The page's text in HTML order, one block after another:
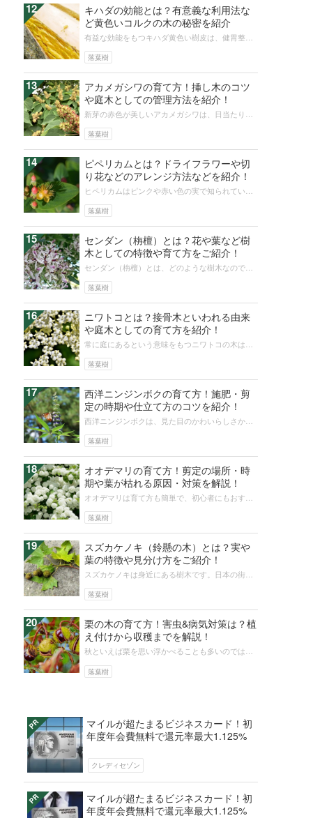
12
落葉樹
キハダの効能とは？有意義な利用法な
ど黄色いコルクの木の秘密を紹介
有益な効能をもつキハダ黄色い樹皮は、健胃整腸
料などに利用されます。そんなキハダ...
13
落葉樹
アカメガシワの育て方！挿し木のコツ
や庭木としての管理方法を紹介！
新芽の赤色が美しいアカメガシワは、日当たりの
れます。そんなアカメガシワの特徴や...
14
落葉樹
ピペリカムとは？ドライフラワーや切
り花などのアレンジ方法などを紹介！
ヒペリカムはピンクや赤い色の実で知られてい
す。黄色い花のほうが出回る機会が少ない...
15
落葉樹
センダン（栴檀）とは？花や葉など樹
木としての特徴や育て方をご紹介！
センダン（栴檀）とは、どのような樹木なのでし
り、実の特徴や花言葉についてまとめま...
16
落葉樹
ニワトコとは？接骨木といわれる由来
や庭木としての育て方を紹介！
常に庭にあるという意味をもつニワトコの木は、
期待できるといわれます。一家の保健...
17
落葉樹
西洋ニンジンボクの育て方！施肥・剪
定の時期や仕立て方のコツを紹介！
西洋ニンジンボクは、見た目のかわいらしさか
の記事では西洋ニンジンボクの育て方や...
18
落葉樹
オオデマリの育て方！剪定の場所・時
期や葉が枯れる原因・対策を解説！
オオデマリは育て方も簡単で、初心者にもおすす
うなかわいらしい花を木にいっぱい咲...
19
落葉樹
スズカケノキ（鈴懸の木）とは？実や
葉の特徴や見分け方をご紹介！
スズカケノキは身近にある樹木です。日本の街路
身近ゆえに知らないことも多いでしょ...
20
落葉樹
栗の木の育て方！害虫&病気対策は？植
え付けから収穫までを解説！
秋といえば栗を思い浮かべることも多いのではな
った料理は沢山あります。栗の育て方...
マイルが超たまるビジネスカード！初
年度年会費無料で還元率最大1.125%
クレディセゾン
マイルが超たまるビジネスカード！初
年度年会費無料で還元率最大1.125%